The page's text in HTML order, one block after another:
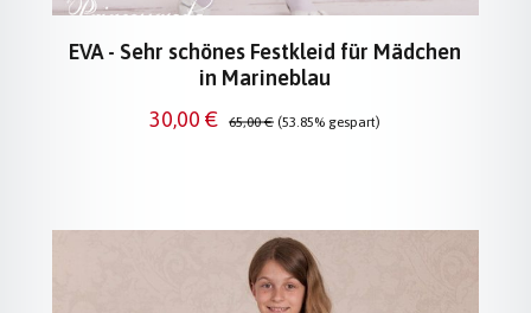
EVA - Sehr schönes Festkleid für Mädchen
in Marineblau
Verkaufspreis:
30,00 € Regulärer Preis:
65,00 € (53.85% gespart)